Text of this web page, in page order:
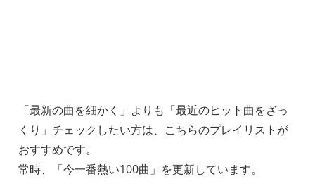
「最新の曲を細かく」よりも「最近のヒット曲をざっ
くり」チェックしたい方は、こちらのプレイリストが
おすすめです。
常時、「今一番熱い100曲」を更新しています。